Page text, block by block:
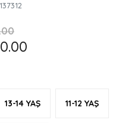
13-14 YAŞ 11-12 YAŞ